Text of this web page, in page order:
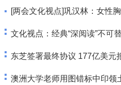
[两会文化视点]巩汉林：女性
文化视点：经典“深阅读”不可
东芝签署最终协议 177亿美元
澳洲大学老师用图错标中印领